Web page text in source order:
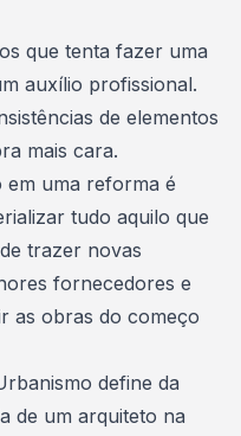
que tenta fazer uma
auxílio profissional.
de elementos
mais cara.
em uma reforma é
tudo aquilo que
trazer novas
fornecedores e
as obras do começo
define da
de um arquiteto na